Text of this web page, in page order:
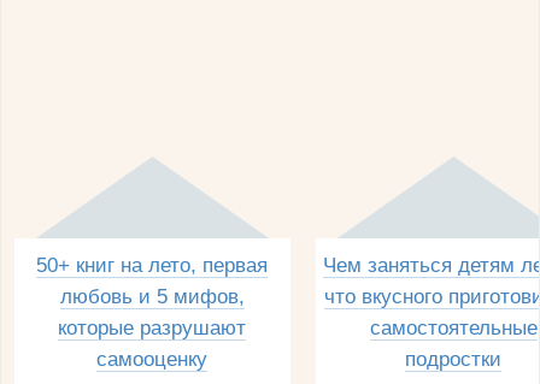
50+ книг на лето, первая
любовь и 5 мифов,
которые разрушают
самооценку
Чем заняться детям
что вкусного
самостоятельные
подростки